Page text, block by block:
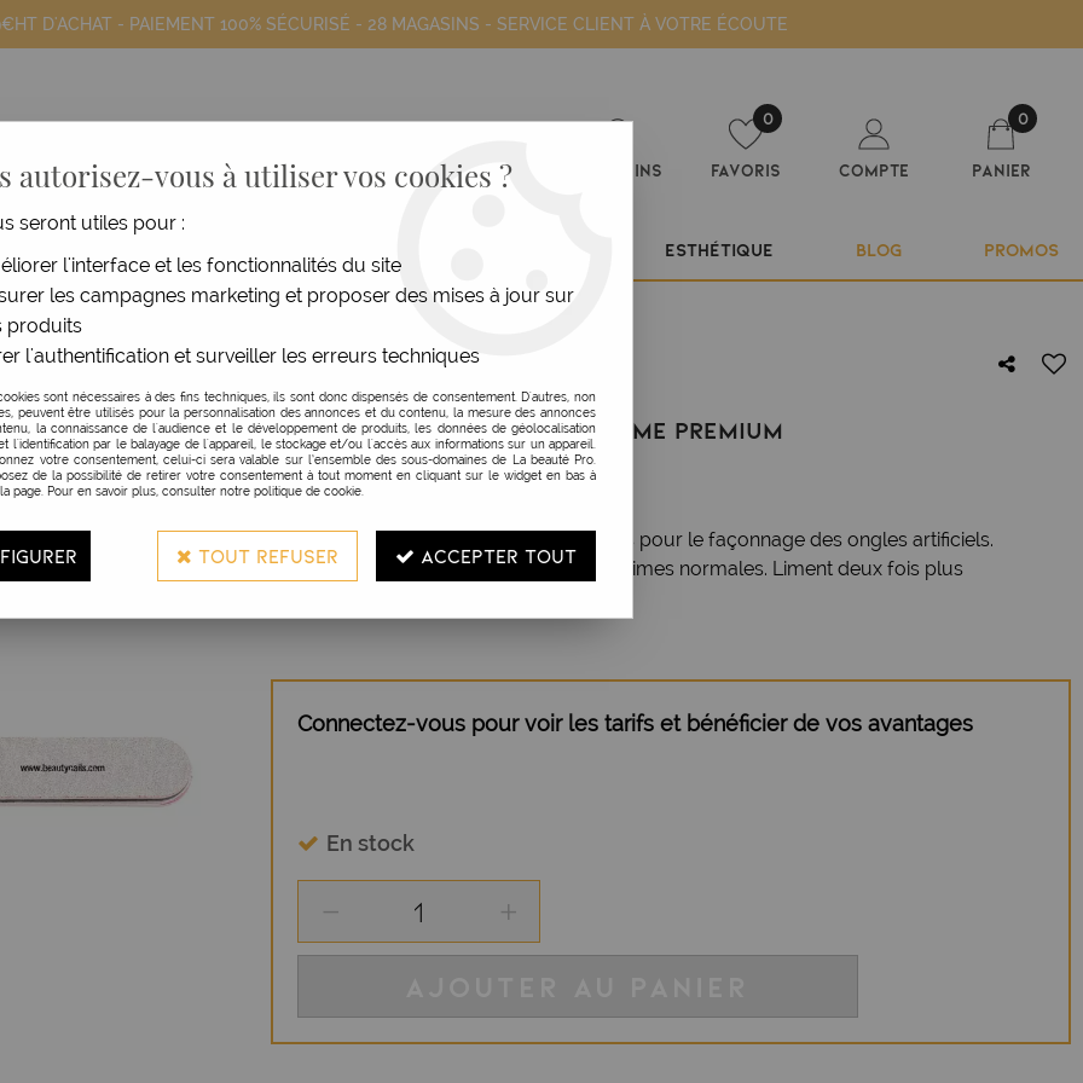
D'ACHAT - PAIEMENT 100% SÉCURISÉ - 28 MAGASINS - SERVICE CLIENT À VOTRE ÉCOUTE
Magasins
0
Favoris Compte
0
Panier
ESTHÉTIQUE BLOG PROMOS
dure gamme Premium
BEAUTY NAILS
LIME DROITE EXTRA DURE GAMME PREMIUM
VENDU À L'UNITÉ
Limes droites ultra souples et résistantes pour le façonnage des ongles artificiels.
Garanties 4 fois plus résistantes que les limes normales. Liment deux fois plus
Connectez-vous pour voir les tarifs et bénéficier de vos avantages
En stock
autorisez-vous à utiliser vos cookies ?
seront utiles pour :
l'interface et les fonctionnalités du site
les campagnes marketing et proposer des mises à jour sur
produits
l'authentification et surveiller les erreurs techniques
sont nécessaires à des fins techniques, ils sont donc dispensés de consentement. D'autres, non
peuvent être utilisés pour la personnalisation des annonces et du contenu, la mesure des annonces
la connaissance de l'audience et le développement de produits, les données de géolocalisation
l'identification par le balayage de l'appareil, le stockage et/ou l'accès aux informations sur un appareil.
votre consentement, celui-ci sera valable sur l’ensemble des sous-domaines de La beauté Pro.
de la possibilité de retirer votre consentement à tout moment en cliquant sur le widget en bas à
page. Pour en savoir plus, consulter notre politique de cookie.
TOUT REFUSER ACCEPTER TOUT